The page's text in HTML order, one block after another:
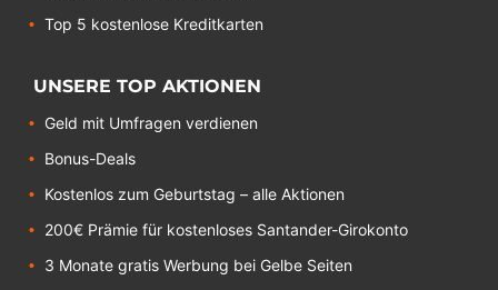
Top 5 kostenlose Kreditkarten
UNSERE TOP AKTIONEN
Geld mit Umfragen verdienen
Bonus-Deals
Kostenlos zum Geburtstag – alle Aktionen
200€ Prämie für kostenloses Santander-Girokonto
3 Monate gratis Werbung bei Gelbe Seiten